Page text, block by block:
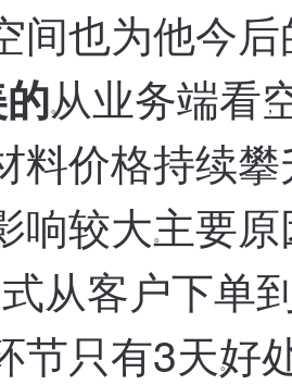
间，
也为他今
。
从业务端看，
料价格持续
响较大。
主要
，
从客户下单
节只有3天。
好